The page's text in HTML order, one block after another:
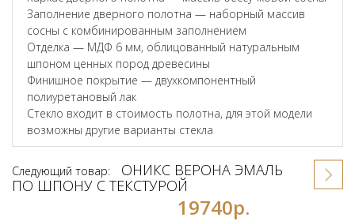
Заполнение дверного полотна — наборный массив
сосны с комбинированным заполнением
Отделка — МДФ 6 мм, облицованный натуральным
шпоном ценных пород древесины
Финишное покрытие — двухкомпонентный
полиуретановый лак
Стекло входит в стоимость полотна, для этой модели
возможны другие варианты стекла
Следующий товар:
ОНИКС ВЕРОНА ЭМАЛЬ
ПО ШПОНУ С ТЕКСТУРОЙ
19740р.